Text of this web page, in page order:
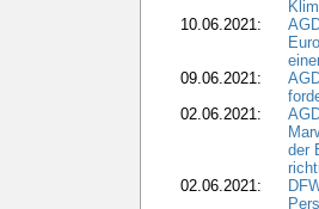
10.06.2021:
09.06.2021:
02.06.2021:
der
02.06.2021: